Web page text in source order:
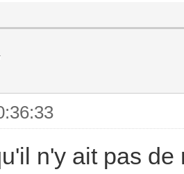
n'y ait pas